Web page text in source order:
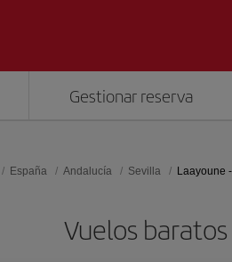
Gestionar reserva
España Andalucía Sevilla Laayoune
Vuelos